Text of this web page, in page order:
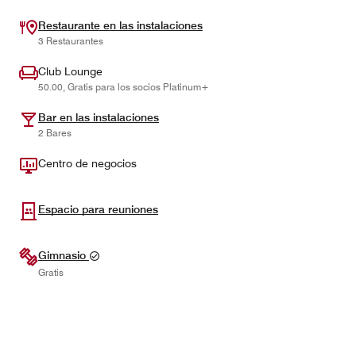
Restaurante en las instalaciones
3 Restaurantes
Club Lounge
50.00, Gratis para los socios Platinum+
Bar en las instalaciones
2 Bares
Centro de negocios
Espacio para reuniones
Gimnasio
Gratis